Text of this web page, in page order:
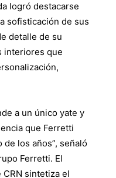
logró destacarse
sofisticación de sus
detalle de su
interiores que
a un único yate y
que Ferretti
los años”, señaló
Ferretti. El
sintetiza el